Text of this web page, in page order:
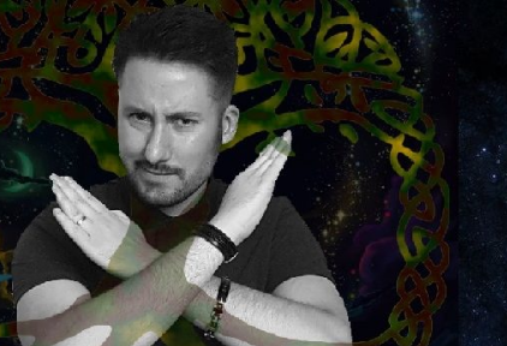
Plus de 2800 critiques de